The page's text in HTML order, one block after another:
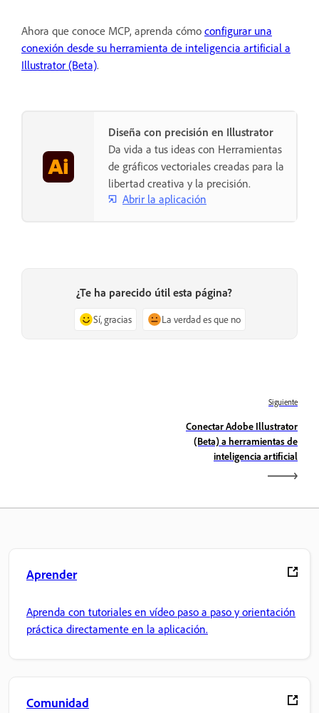
Ahora que conoce MCP, aprenda cómo configurar una
conexión desde su herramienta de inteligencia artificial a
Illustrator (Beta).
Diseña con precisión en Illustrator
Da vida a tus ideas con Herramientas
de gráficos vectoriales creadas para la
libertad creativa y la precisión.
Abrir la aplicación
¿Te ha parecido útil esta página?
Sí, gracias La verdad es que no
Siguiente
Conectar Adobe Illustrator
(Beta) a herramientas de
inteligencia artificial
Aprender
Aprenda con tutoriales en vídeo paso a paso y orientación
práctica directamente en la aplicación.
Comunidad